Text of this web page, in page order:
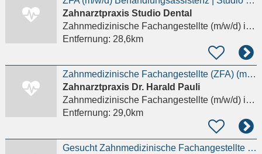
Zahnarztpraxis Studio Dental
Zahnmedizinische Fachangestellte (m/w/d)in Neu-Isenburg
Entfernung: 28,6km
Zahnmedizinische Fachangestellte (ZFA) (m/w/d) – bis zu 20 Wochenstunden
Zahnarztpraxis Dr. Harald Pauli
Zahnmedizinische Fachangestellte (m/w/d)in Erlensee, Langendiebach
Entfernung: 29,0km
Gesucht Zahnmedizinische Fachangestellte Bürgstadt